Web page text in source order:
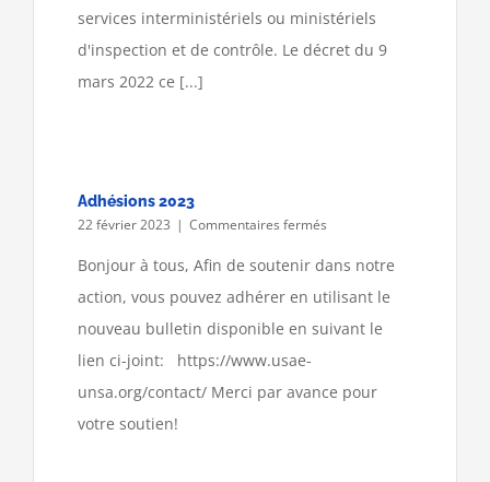
services interministériels ou ministériels
d'inspection et de contrôle. Le décret du 9
mars 2022 ce [...]
Adhésions 2023
22 février 2023 | Commentaires fermés
2023
Bonjour à tous, Afin de soutenir dans notre
action, vous pouvez adhérer en utilisant le
nouveau bulletin disponible en suivant le
lien ci-joint: https://www.usae-
unsa.org/contact/ Merci par avance pour
votre soutien!